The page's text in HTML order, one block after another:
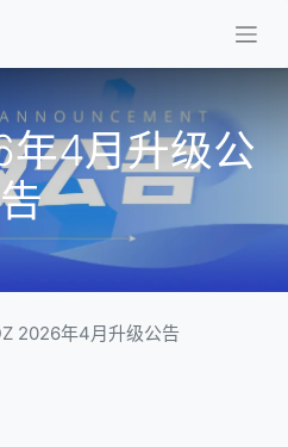
4月升级公
告
2026年4月升级公告